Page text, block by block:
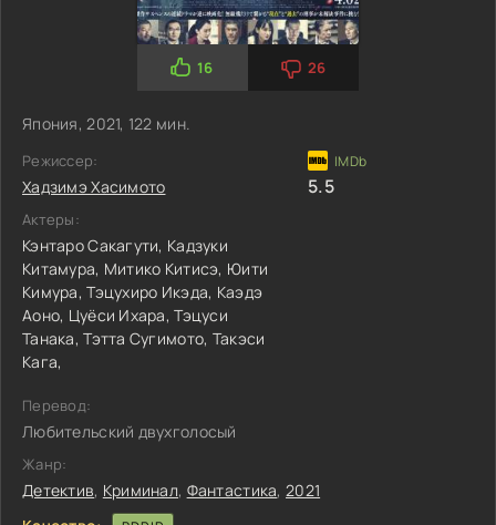
16 26
Япония, 2021, 122 мин.
Режиссер:
Хадзимэ Хасимото
Актеры:
Кэнтаро Сакагути, Кадзуки
Китамура, Митико Китисэ, Юити
Кимура,Тэцухиро Икэда, Каэдэ
Аоно, Цуёси Ихара,Тэцуси
Танака,Тэтта Сугимото, Такэси
Кага,
5.5
Перевод:
Любительский двухголосый
Жанр:
Детектив, Криминал, Фантастика, 2021